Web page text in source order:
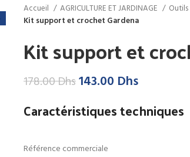
Accueil AGRICULTURE ET JARDINAGE
Kit support et crochet Gardena
Kit support et
178.00DhsLe
initial
178.00 Dhs.
143.00 DhsLe
actuel
Caractéristiques techniques
Référence commerciale